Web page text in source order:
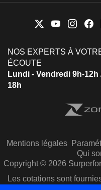
NOS EXPERTS À
ÉCOUTE
Lundi - Vendredi 9h-12h
18h
Mentions légales
Qui
Copyright © 2026
Les cotations sont